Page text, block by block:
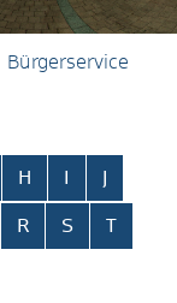
Bürgerservice
H
R S T